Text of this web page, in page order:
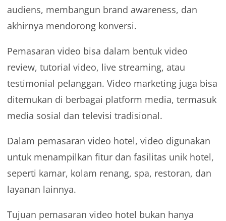
audiens, membangun brand awareness, dan
akhirnya mendorong konversi.
Pemasaran video bisa dalam bentuk video
review, tutorial video, live streaming, atau
testimonial pelanggan. Video marketing juga bisa
ditemukan di berbagai platform media, termasuk
media sosial dan televisi tradisional.
Dalam pemasaran video hotel, video digunakan
untuk menampilkan fitur dan fasilitas unik hotel,
seperti kamar, kolam renang, spa, restoran, dan
layanan lainnya.
Tujuan pemasaran video hotel bukan hanya